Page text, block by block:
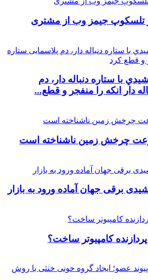
تلسکوپ جیمز وب از مشتری
با ستاره دنباله دار، دم
دار انکه را منفجر و قطع...
چرخش زمين ناشناخته است
برقی جهان آماده ورود به بازار
کامپیوتر ساخت؟